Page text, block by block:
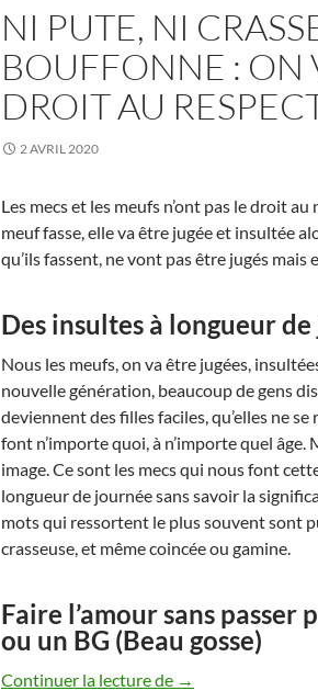
NI PUTE, NI
BOUFFONNE : ON
DROIT AU
2 AVRIL 2020
Les mecs et les meufs n’ont pas le droit
meuf fasse, elle va être jugée et insultée
qu’ils fassent, ne vont pas être jugés mais
Des insultes à longueur
Nous les meufs, on va être jugées,
nouvelle génération, beaucoup de gens
deviennent des filles faciles, qu’elles ne se
font n’importe quoi, à n’importe quel âge.
image. Ce sont les mecs qui nous font
longueur de journée sans savoir la
mots qui ressortent le plus souvent sont
crasseuse, et même coincée ou gamine.
Faire l’amour sans passer
ou un BG (Beau gosse)
Continuer la lecture de Ni pute, ni
→